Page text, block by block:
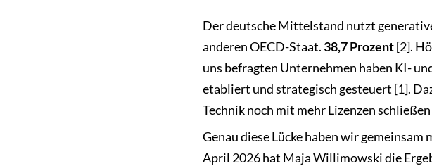
Der deutsche Mittelstand nutzt
anderen OECD-Staat. 38,7 Prozent[2].
uns befragten Unternehmen haben KI-
etabliert und strategisch gesteuert [1].
Technik noch mit mehr Lizenzen
Genau diese Lücke haben wir
April 2026 hat Maja Willimowski die